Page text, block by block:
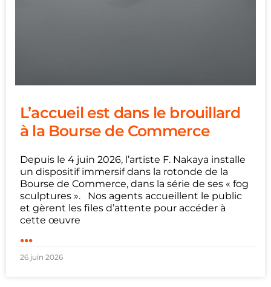
L’accueil est dans le brouillard
à la Bourse de Commerce
Depuis le 4 juin 2026, l’artiste F. Nakaya installe
un dispositif immersif dans la rotonde de la
Bourse de Commerce, dans la série de ses « fog
sculptures ». Nos agents accueillent le public
et gèrent les files d’attente pour accéder à
cette œuvre
...
26 juin 2026